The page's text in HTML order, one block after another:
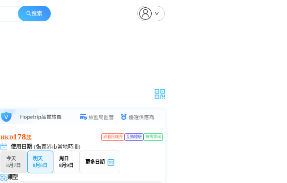
搜索
HKD178起 必看民族秀 互動體驗 無需等候
使用日期 (張家界市當地時間)
今天
8月7日
明天
8月8日
周日
8月9日
更多日期
類型